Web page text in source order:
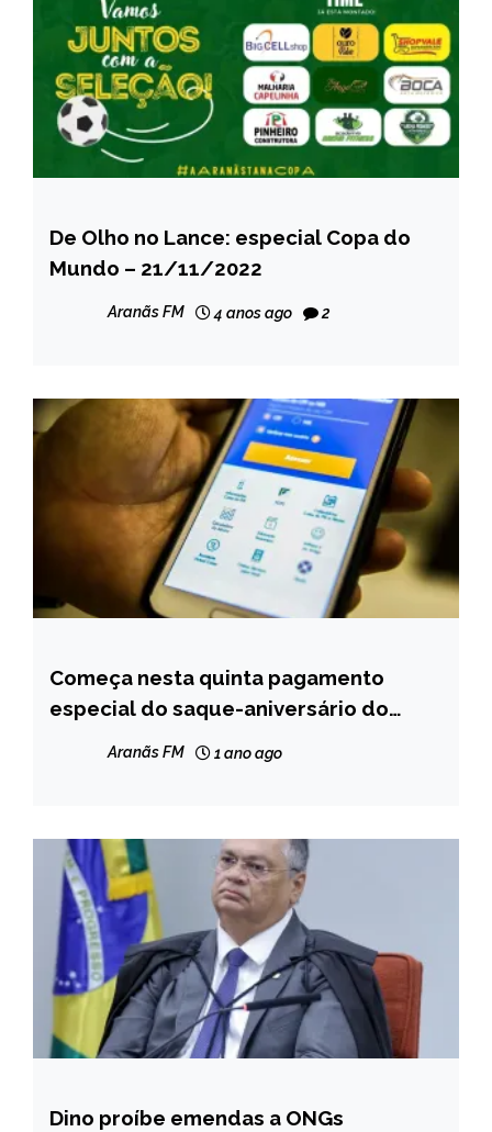
ESPORTES
NOTÍCIAS
De Olho no Lance: especial Copa do
Mundo – 21/11/2022
Aranãs FM 4 anos ago 2
BRASIL
NOTÍCIAS
Começa nesta quinta pagamento
especial do saque-aniversário do
Aranãs FM 1 ano ago
BRASIL
Dino proíbe emendas a ONGs